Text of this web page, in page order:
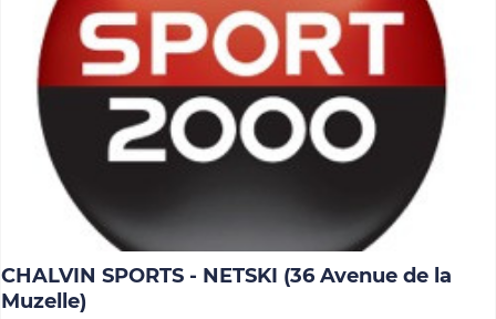
CHALVIN SPORTS - NETSKI (36 Avenue de la
Muzelle)